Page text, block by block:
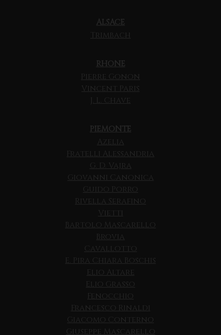
ALSACE
Trimbach
RHONE
Pierre Gonon
Vincent Paris
J. L. Chave
PIEMONTE
Azelia
Fratelli Alessandria
G. D. Vajra
Giovanni Canonica
Guido Porro
Rivella Serafino
Vietti
Bartolo Mascarello
Brovia
Cavallotto
E. Pira Chiara Boschis
Elio Altare
Elio Grasso
Fenocchio
Francesco Rinaldi
Giacomo Conterno
Giuseppe Mascarello